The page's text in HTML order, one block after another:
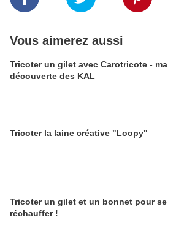
Vous aimerez aussi
Tricoter un gilet avec Carotricote - ma
découverte des KAL
Tricoter la laine créative "Loopy"
Tricoter un gilet et un bonnet pour se
réchauffer !